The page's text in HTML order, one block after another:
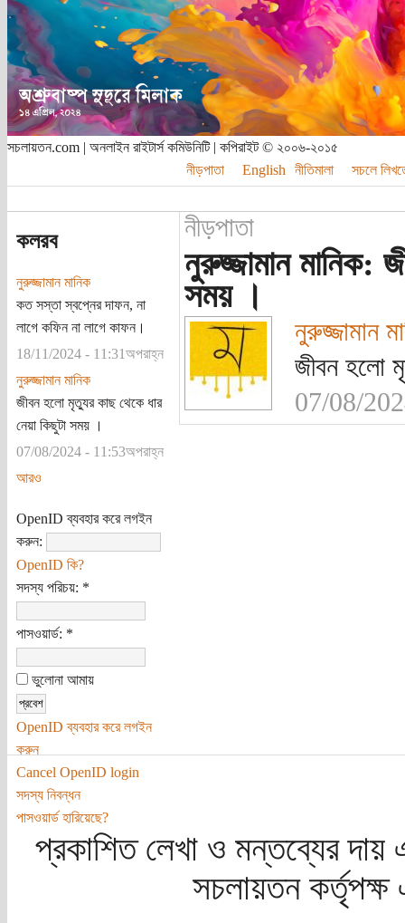
সচলায়তন.com | অনলাইন রাইটার্স কমিউনিটি | কপিরাইট © ২০০৬-২০১৫
নীড়পাতা
English নীতিমালা সচলে
কলরব
নুরুজ্জামান মানিক
কত সস্তা স্বপ্নের দাফন, না
লাগে কফিন না লাগে কাফন।
18/11/2024 - 11:31অপরাহ্ন
নুরুজ্জামান মানিক
জীবন হলো মৃত্যুর কাছ থেকে ধার
নেয়া কিছুটা সময় ।
07/08/2024 - 11:53অপরাহ্ন
আরও
OpenID ব্যবহার করে লগইন
করুন:
OpenID কি?
সদস্য পরিচয়: *
পাসওয়ার্ড: *
ভুলোনা আমায়
OpenID ব্যবহার করে লগইন
করুন
Cancel OpenID login
সদস্য নিবন্ধন
পাসওয়ার্ড হারিয়েছে?
নীড়পাতা
নুরুজ্জামান মানিক:
সময় ।
নুরুজ্জামান
জীবন হলো
07/08/
প্রকাশিত লেখা ও মন্তব্যের দায়
সচলায়তন